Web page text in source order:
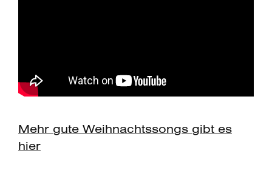
Mehr gute Weihnachtssongs gibt es
hier